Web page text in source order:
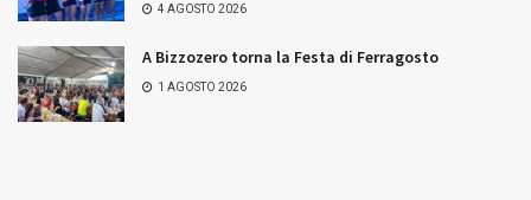
4 AGOSTO 2026
A Bizzozero torna la Festa di Ferragosto
1 AGOSTO 2026